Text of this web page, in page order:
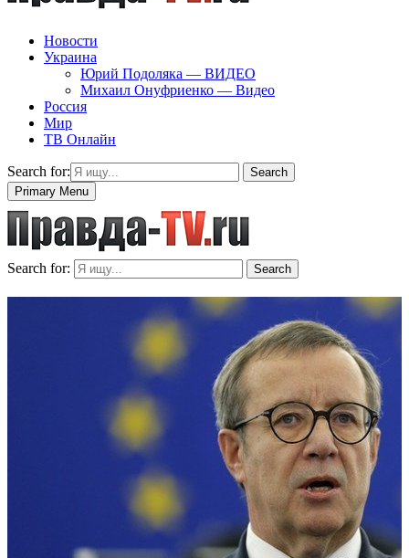
Новости
Украина
Юрий Подоляка — ВИДЕО
Михаил Онуфриенко — Видео
Россия
Мир
ТВ Онлайн
Search for:
Search
Primary Menu
Search for: Search